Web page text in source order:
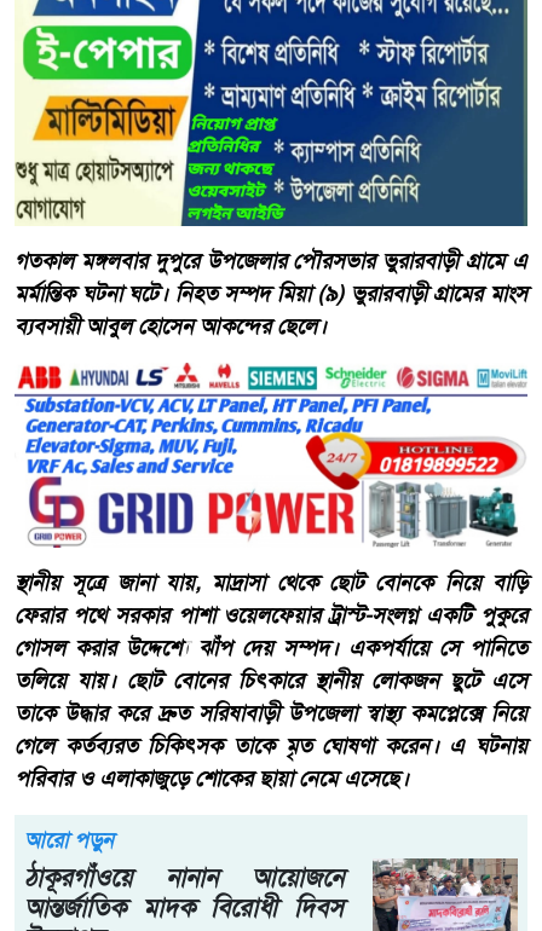
গতকাল মঙ্গলবার দুপুরে উপজেলার পৌরসভার ভুরারবাড়ী গ্রামে এ
মর্মান্তিক ঘটনা ঘটে। নিহত সম্পদ মিয়া (৯) ভুরারবাড়ী গ্রামের মাংস
ব্যবসায়ী আবুল হোসেন আকন্দের ছেলে।
স্থানীয় সূত্রে জানা যায়, মাদ্রাসা থেকে ছোট বোনকে নিয়ে বাড়ি
ফেরার পথে সরকার পাশা ওয়েলফেয়ার ট্রাস্ট-সংলগ্ন একটি পুকুরে
গোসল করার উদ্দেশ্যে ঝাঁপ দেয় সম্পদ। একপর্যায়ে সে পানিতে
তলিয়ে যায়। ছোট বোনের চিৎকারে স্থানীয় লোকজন ছুটে এসে
তাকে উদ্ধার করে দ্রুত সরিষাবাড়ী উপজেলা স্বাস্থ্য কমপ্লেক্সে নিয়ে
গেলে কর্তব্যরত চিকিৎসক তাকে মৃত ঘোষণা করেন। এ ঘটনায়
পরিবার ও এলাকাজুড়ে শোকের ছায়া নেমে এসেছে।
আরো পড়ুন
ঠাকূরগাঁওয়ে নানান আয়োজনে
আন্তর্জাতিক মাদক বিরোধী দিবস